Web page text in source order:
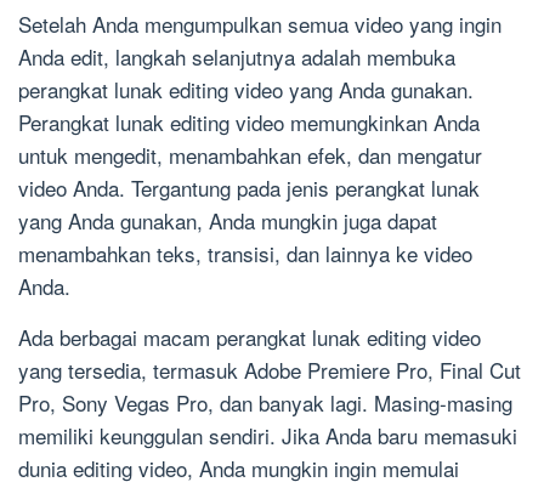
Setelah Anda mengumpulkan semua video yang ingin
Anda edit, langkah selanjutnya adalah membuka
perangkat lunak editing video yang Anda gunakan.
Perangkat lunak editing video memungkinkan Anda
untuk mengedit, menambahkan efek, dan mengatur
video Anda. Tergantung pada jenis perangkat lunak
yang Anda gunakan, Anda mungkin juga dapat
menambahkan teks, transisi, dan lainnya ke video
Anda.
Ada berbagai macam perangkat lunak editing video
yang tersedia, termasuk Adobe Premiere Pro, Final Cut
Pro, Sony Vegas Pro, dan banyak lagi. Masing-masing
memiliki keunggulan sendiri. Jika Anda baru memasuki
dunia editing video, Anda mungkin ingin memulai